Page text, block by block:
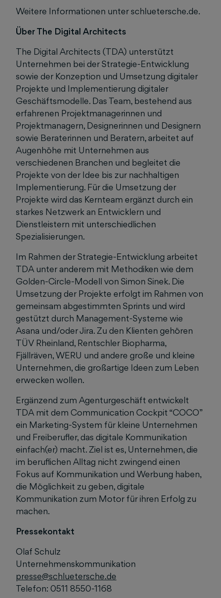
Weitere Informationen unter schluetersche.de.
Über The Digital Architects
The Digital Architects (TDA) unterstützt
Unternehmen bei der Strategie-Entwicklung
sowie der Konzeption und Umsetzung digitaler
Projekte und Implementierung digitaler
Geschäftsmodelle. Das Team, bestehend aus
erfahrenen Projektmanagerinnen und
Projektmanagern, Designerinnen und Designern
sowie Beraterinnen und Beratern, arbeitet auf
Augenhöhe mit Unternehmen aus
verschiedenen Branchen und begleitet die
Projekte von der Idee bis zur nachhaltigen
Implementierung. Für die Umsetzung der
Projekte wird das Kernteam ergänzt durch ein
starkes Netzwerk an Entwicklern und
Dienstleistern mit unterschiedlichen
Spezialisierungen.
Im Rahmen der Strategie-Entwicklung arbeitet
TDA unter anderem mit Methodiken wie dem
Golden-Circle-Modell von Simon Sinek. Die
Umsetzung der Projekte erfolgt im Rahmen von
gemeinsam abgestimmten Sprints und wird
gestützt durch Management-Systeme wie
Asana und/oder Jira. Zu den Klienten gehören
TÜV Rheinland, Rentschler Biopharma,
Fjällräven, WERU und andere große und kleine
Unternehmen, die großartige Ideen zum Leben
erwecken wollen.
Ergänzend zum Agenturgeschäft entwickelt
TDA mit dem Communication Cockpit “COCO”
ein Marketing-System für kleine Unternehmen
und Freiberufler, das digitale Kommunikation
einfach(er) macht. Ziel ist es, Unternehmen, die
im beruflichen Alltag nicht zwingend einen
Fokus auf Kommunikation und Werbung haben,
die Möglichkeit zu geben, digitale
Kommunikation zum Motor für ihren Erfolg zu
machen.
Pressekontakt
Olaf Schulz
Unternehmenskommunikation
presse@schluetersche.de
Telefon: 0511 8550-1168